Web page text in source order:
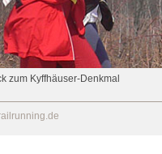
zum Kyffhäuser-Denkmal